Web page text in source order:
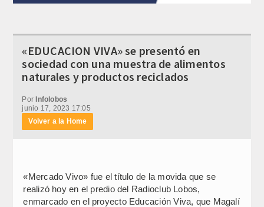
«EDUCACION VIVA» se presentó en
sociedad con una muestra de alimentos
naturales y productos reciclados
PorInfolobos
junio 17, 2023 17:05
Volver a la Home
«Mercado Vivo» fue el título de la movida que se
realizó hoy en el predio del Radioclub Lobos,
enmarcado en el proyecto Educación Viva, que Magalí